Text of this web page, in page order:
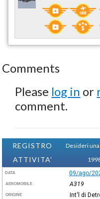
Comments
Please log in or
comment.
REGISTRO
ATTIVITA'
Desideri
DATA 09/ago/
AEROMOBILE A319
ORIGINE Int'l di